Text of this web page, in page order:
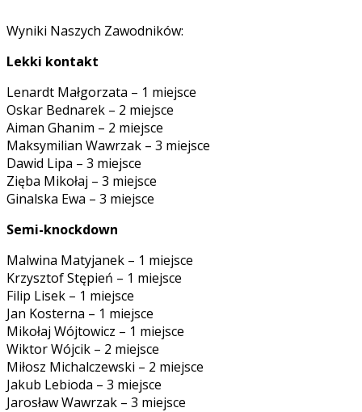
Wyniki Naszych Zawodników:
Lekki kontakt
Lenardt Małgorzata – 1 miejsce
Oskar Bednarek – 2 miejsce
Aiman Ghanim – 2 miejsce
Maksymilian Wawrzak – 3 miejsce
Dawid Lipa – 3 miejsce
Zięba Mikołaj – 3 miejsce
Ginalska Ewa – 3 miejsce
Semi-knockdown
Malwina Matyjanek – 1 miejsce
Krzysztof Stępień – 1 miejsce
Filip Lisek – 1 miejsce
Jan Kosterna – 1 miejsce
Mikołaj Wójtowicz – 1 miejsce
Wiktor Wójcik – 2 miejsce
Miłosz Michalczewski – 2 miejsce
Jakub Lebioda – 3 miejsce
Jarosław Wawrzak – 3 miejsce